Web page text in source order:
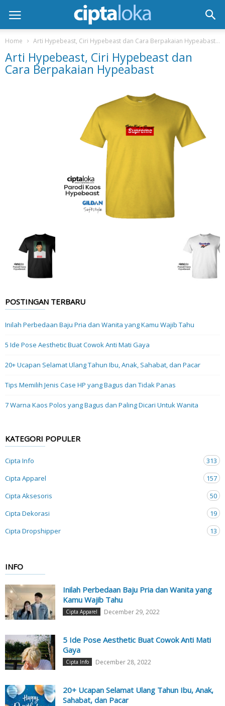
Home Arti Hypebeast, Ciri Hypebeast dan Cara Berpakaian Hypeabast
Arti Hypebeast, Ciri Hypebeast dan
Cara Berpakaian Hypeabast
POSTINGAN TERBARU
Inilah Perbedaan Baju Pria dan Wanita yang Kamu Wajib Tahu
5 Ide Pose Aesthetic Buat Cowok Anti Mati Gaya
20+ Ucapan Selamat Ulang Tahun Ibu, Anak, Sahabat, dan Pacar
Tips Memilih Jenis Case HP yang Bagus dan Tidak Panas
7 Warna Kaos Polos yang Bagus dan Paling Dicari Untuk Wanita
KATEGORI POPULER
Cipta Info
313
Cipta Apparel
157
Cipta Aksesoris
50
Cipta Dekorasi
19
Cipta Dropshipper
13
INFO
Inilah Perbedaan Baju Pria dan Wanita yang
Kamu Wajib Tahu
Cipta Apparel December 29, 2022
5 Ide Pose Aesthetic Buat Cowok Anti Mati
Gaya
Cipta Info December 28, 2022
20+ Ucapan Selamat Ulang Tahun Ibu, Anak,
Sahabat, dan Pacar